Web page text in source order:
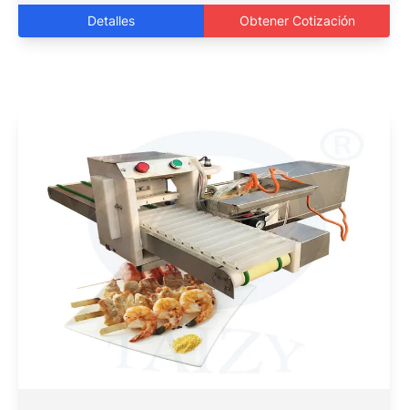
Detalles Obtener Cotización